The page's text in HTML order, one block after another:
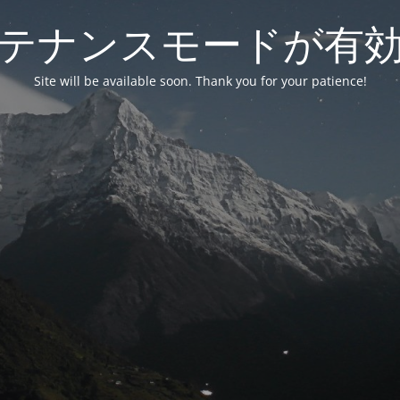
ナンスモードが有
Site will be available soon. Thank you for your patience!